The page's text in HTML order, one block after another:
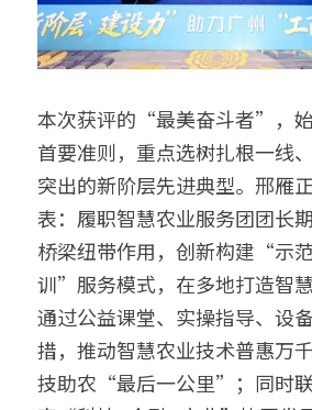
本次获评的“最美奋斗者”，
首要准则，重点选树扎根一线
突出的新阶层先进典型。邢雁
表：履职智慧农业服务团团长
桥梁纽带作用，创新构建“示
训”服务模式，在多地打造智慧
通过公益课堂、实操指导、设
措，推动智慧农业技术普惠万
技助农“最后一公里”；同时